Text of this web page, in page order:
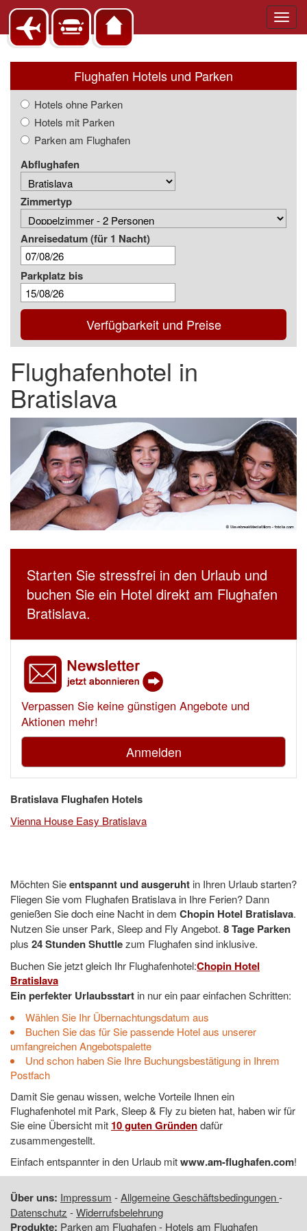
Flughafen Hotels und Parken
Hotels ohne Parken
Hotels mit Parken
Parken am Flughafen
Abflughafen
Zimmertyp
Anreisedatum(für 1 Nacht)
Parkplatz bis
Verfügbarkeit und Preise
Flughafenhotel in
Bratislava
Starten Sie stressfrei in den Urlaub und
buchen Sie ein Hotel direkt am Flughafen
Bratislava.
Verpassen Sie keine günstigen Angebote und
Aktionen mehr!
Anmelden
Bratislava Flughafen Hotels
Vienna House Easy Bratislava
Möchten Sieentspannt und ausgeruht in Ihren Urlaub starten?
Fliegen Sie vom Flughafen Bratislava in Ihre Ferien? Dann
genießen Sie doch eine Nacht in dem Chopin Hotel Bratislava.
Nutzen Sie unser Park, Sleep and Fly Angebot. 8 Tage Parken
plus 24 Stunden Shuttlezum Flughafen sind inklusive.
Buchen Sie jetzt gleich Ihr Flughafenhotel:Chopin Hotel
Bratislava
Ein perfekter Urlaubsstart in nur ein paar einfachen Schritten:
Wählen Sie Ihr Übernachtungsdatum aus
Buchen Sie das für Sie passende Hotel aus unserer
umfangreichen Angebotspalette
Und schon haben Sie Ihre Buchungsbestätigung in Ihrem
Postfach
Damit Sie genau wissen, welche Vorteile Ihnen ein
Flughafenhotel mit Park, Sleep & Fly zu bieten hat, haben wir für
Sie eine Übersicht mit 10 guten Gründendafür
zusammengestellt.
Einfach entspannter in den Urlaub mitwww.am-flughafen.com!
Über uns: Impressum -Allgemeine Geschäftsbedingungen-
Datenschutz -Widerrufsbelehrung
Produkte: Parken am Flughafen- Hotels am Flughafen